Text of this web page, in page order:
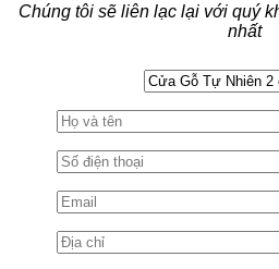
Chúng tôi sẽ liên lạc lại với quý
nhất